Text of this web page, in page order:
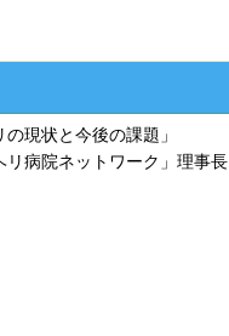
の現状と今後の課題」
リ病院ネットワーク」理事